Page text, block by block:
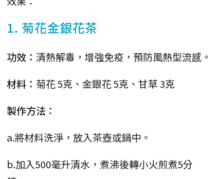
1. 菊花金銀花茶
功效： 清熱解毒，增強免疫，預防風熱型流感。
材料： 菊花 5克、金銀花 5克、甘草 3克
製作方法：
a.將材料洗淨，放入茶壺或鍋中。
b.加入500毫升清水，煮沸後轉小火煎煮5分